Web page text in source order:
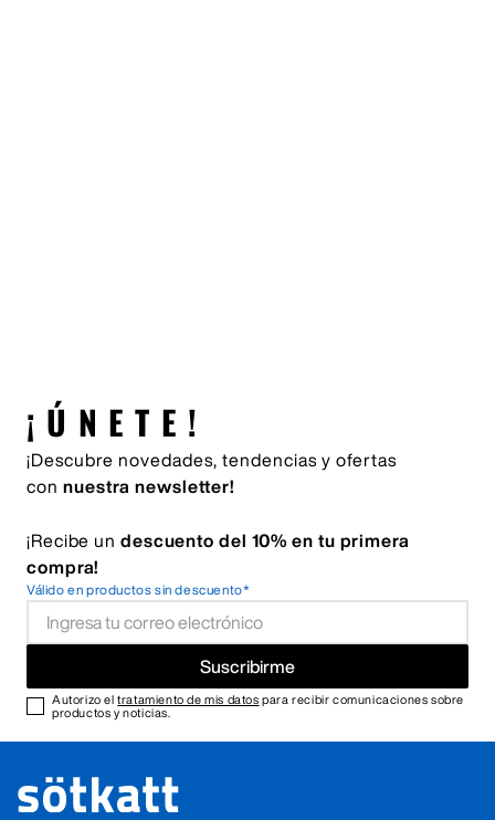
¡ÚNETE!
¡Descubre novedades, tendencias y ofertas
con nuestra newsletter!
¡Recibe un descuento del 10% en tu primera
compra!
Válido en productos sin descuento*
Suscribirme
Autorizo eltratamiento de mis datos para recibir comunicaciones sobre
productos y noticias.